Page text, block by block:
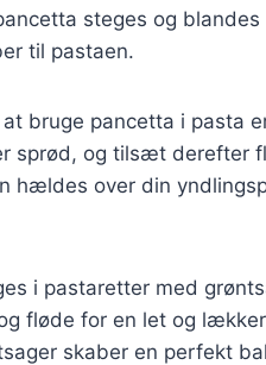
steges og
til pastaen.
bruge pancetta i pasta
sprød, og tilsæt derefter
hældes over din
i pastaretter med
fløde for en let og
skaber en perfekt